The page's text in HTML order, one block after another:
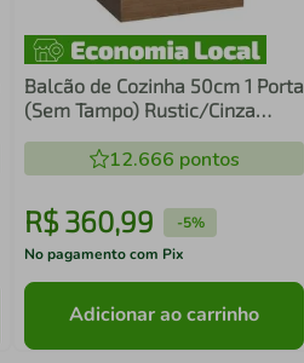
Balcão de Cozinha 50cm 1 Porta
(Sem Tampo) Rustic/Cinza
12.666 pontos
R$ 360,99 -5%
No pagamento com Pix
Adicionar ao carrinho